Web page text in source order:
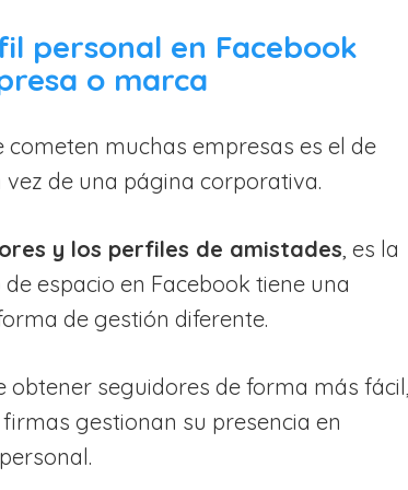
personal en Facebook
o marca
cometen muchas empresas es el de
vez de una página corporativa.
y los perfiles de amistades , es la
espacio en Facebook tiene una
de gestión diferente.
obtener seguidores de forma más fácil,
gestionan su presencia en